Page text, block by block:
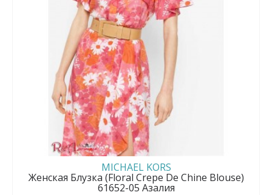
MICHAEL KORS
Женская Блузка (Floral Crepe De Chine Blouse)
61652-05 Азалия